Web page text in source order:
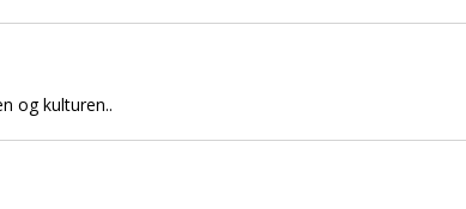
og kulturen..